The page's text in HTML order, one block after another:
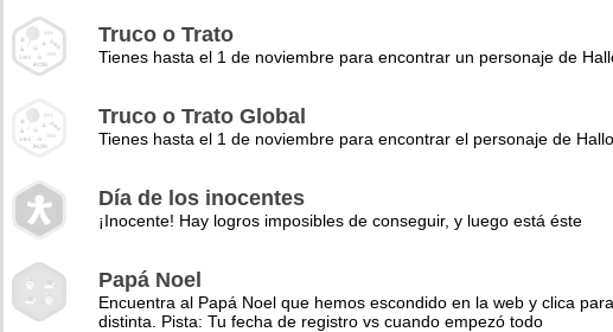
Truco o Trato
Tienes hasta el 1 de noviembre para encontrar un personaje de
Truco o Trato Global
Tienes hasta el 1 de noviembre para encontrar el personaje de
Día de los inocentes
¡Inocente! Hay logros imposibles de conseguir, y luego está éste
Papá Noel
Encuentra al Papá Noel que hemos escondido en la web y clica
distinta. Pista: Tu fecha de registro vs cuando empezó todo